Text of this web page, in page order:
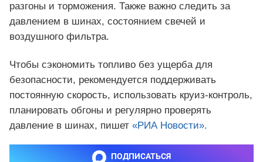
разгоны и торможения. Также важно следить за
давлением в шинах, состоянием свечей и
воздушного фильтра.
Чтобы сэкономить топливо без ущерба для
безопасности, рекомендуется поддерживать
постоянную скорость, использовать круиз-контроль,
планировать обгоны и регулярно проверять
давление в шинах, пишет «РИА Новости».
ПОДПИСАТЬСЯ